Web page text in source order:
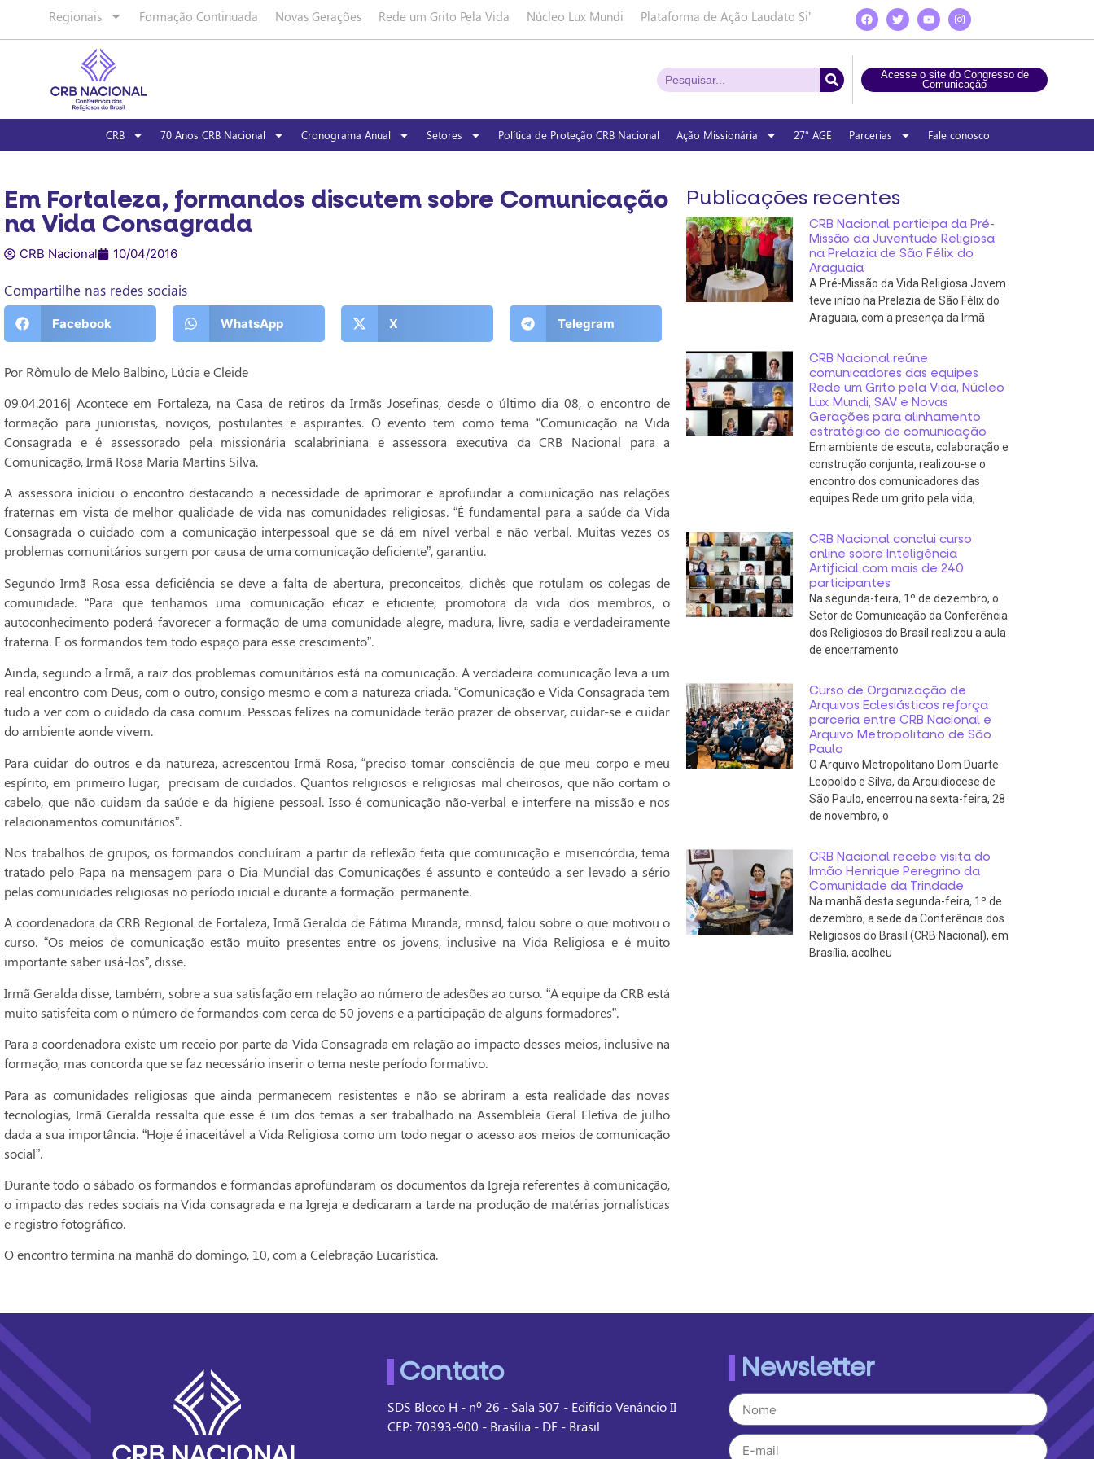
Regionais Formação Continuada Novas Gerações Rede um Grito Pela Vida Núcleo Lux Mundi Plataforma de Ação Laudato Si’
Acesse o site do Congresso de
Comunicação
CRB 70 Anos CRB Nacional Cronograma Anual Setores Política de Proteção CRB Nacional Ação Missionária 27° AGE Parcerias Fale conosco
Em Fortaleza, formandos discutem sobre Comunicação
na Vida Consagrada
CRB Nacional 10/04/2016
Compartilhe nas redes sociais
Facebook WhatsApp X Telegram
Por Rômulo de Melo Balbino, Lúcia e Cleide
09.04.2016| Acontece em Fortaleza, na Casa de retiros da Irmãs Josefinas, desde o último dia 08, o encontro de
formação para junioristas, noviços, postulantes e aspirantes. O evento tem como tema “Comunicação na Vida
Consagrada e é assessorado pela missionária scalabriniana e assessora executiva da CRB Nacional para a
Comunicação, Irmã Rosa Maria Martins Silva.
A assessora iniciou o encontro destacando a necessidade de aprimorar e aprofundar a comunicação nas relações
fraternas em vista de melhor qualidade de vida nas comunidades religiosas. “É fundamental para a saúde da Vida
Consagrada o cuidado com a comunicação interpessoal que se dá em nível verbal e não verbal. Muitas vezes os
problemas comunitários surgem por causa de uma comunicação deficiente”, garantiu.
Segundo Irmã Rosa essa deficiência se deve a falta de abertura, preconceitos, clichês que rotulam os colegas de
comunidade. “Para que tenhamos uma comunicação eficaz e eficiente, promotora da vida dos membros, o
autoconhecimento poderá favorecer a formação de uma comunidade alegre, madura, livre, sadia e verdadeiramente
fraterna. E os formandos tem todo espaço para esse crescimento”.
Ainda, segundo a Irmã, a raiz dos problemas comunitários está na comunicação. A verdadeira comunicação leva a um
real encontro com Deus, com o outro, consigo mesmo e com a natureza criada. “Comunicação e Vida Consagrada tem
tudo a ver com o cuidado da casa comum. Pessoas felizes na comunidade terão prazer de observar, cuidar-se e cuidar
do ambiente aonde vivem.
Para cuidar do outros e da natureza, acrescentou Irmã Rosa, “preciso tomar consciência de que meu corpo e meu
espírito, em primeiro lugar, precisam de cuidados. Quantos religiosos e religiosas mal cheirosos, que não cortam o
cabelo, que não cuidam da saúde e da higiene pessoal. Isso é comunicação não-verbal e interfere na missão e nos
relacionamentos comunitários”.
Nos trabalhos de grupos, os formandos concluíram a partir da reflexão feita que comunicação e misericórdia, tema
tratado pelo Papa na mensagem para o Dia Mundial das Comunicações é assunto e conteúdo a ser levado a sério
pelas comunidades religiosas no período inicial e durante a formação permanente.
A coordenadora da CRB Regional de Fortaleza, Irmã Geralda de Fátima Miranda, rmnsd, falou sobre o que motivou o
curso. “Os meios de comunicação estão muito presentes entre os jovens, inclusive na Vida Religiosa e é muito
importante saber usá-los”, disse.
Irmã Geralda disse, também, sobre a sua satisfação em relação ao número de adesões ao curso. “A equipe da CRB está
muito satisfeita com o número de formandos com cerca de 50 jovens e a participação de alguns formadores”.
Para a coordenadora existe um receio por parte da Vida Consagrada em relação ao impacto desses meios, inclusive na
formação, mas concorda que se faz necessário inserir o tema neste período formativo.
Para as comunidades religiosas que ainda permanecem resistentes e não se abriram a esta realidade das novas
tecnologias, Irmã Geralda ressalta que esse é um dos temas a ser trabalhado na Assembleia Geral Eletiva de julho
dada a sua importância. “Hoje é inaceitável a Vida Religiosa como um todo negar o acesso aos meios de comunicação
social”.
Durante todo o sábado os formandos e formandas aprofundaram os documentos da Igreja referentes à comunicação,
o impacto das redes sociais na Vida consagrada e na Igreja e dedicaram a tarde na produção de matérias jornalísticas
e registro fotográfico.
O encontro termina na manhã do domingo, 10, com a Celebração Eucarística.
Publicações recentes
CRB Nacional participa da Pré-
Missão da Juventude Religiosa
na Prelazia de São Félix do
Araguaia
A Pré-Missão da Vida Religiosa Jovem
teve início na Prelazia de São Félix do
Araguaia, com a presença da Irmã
CRB Nacional reúne
comunicadores das equipes
Rede um Grito pela Vida, Núcleo
Lux Mundi, SAV e Novas
Gerações para alinhamento
estratégico de comunicação
Em ambiente de escuta, colaboração e
construção conjunta, realizou-se o
encontro dos comunicadores das
equipes Rede um grito pela vida,
CRB Nacional conclui curso
online sobre Inteligência
Artificial com mais de 240
participantes
Na segunda-feira, 1º de dezembro, o
Setor de Comunicação da Conferência
dos Religiosos do Brasil realizou a aula
de encerramento
Curso de Organização de
Arquivos Eclesiásticos reforça
parceria entre CRB Nacional e
Arquivo Metropolitano de São
Paulo
O Arquivo Metropolitano Dom Duarte
Leopoldo e Silva, da Arquidiocese de
São Paulo, encerrou na sexta-feira, 28
de novembro, o
CRB Nacional recebe visita do
Irmão Henrique Peregrino da
Comunidade da Trindade
Na manhã desta segunda-feira, 1º de
dezembro, a sede da Conferência dos
Religiosos do Brasil (CRB Nacional), em
Brasília, acolheu
Contato
SDS Bloco H - nº 26 - Sala 507 - Edifício Venâncio II
CEP: 70393-900 - Brasília - DF - Brasil
Newsletter